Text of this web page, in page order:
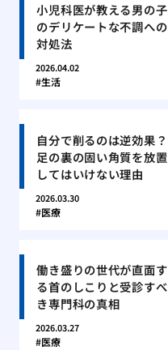
小児科医が教える男の子
のデリケートな不調への
対処法
2026.04.02
生活
自分で削るのは逆効果？
足の裏の固い角質を放置
してはいけない理由
2026.03.30
医療
働き盛りの世代が直面す
る首のしこりと受診すべ
き専門科の真相
2026.03.27
医療